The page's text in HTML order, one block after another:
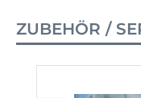
ZUBEHÖR /